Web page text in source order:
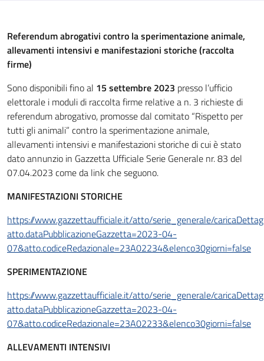
Referendum abrogativi contro la sperimentazione animale,
allevamenti intensivi e manifestazioni storiche (raccolta
firme)
Sono disponibili fino al 15 settembre 2023 presso l’ufficio
elettorale i moduli di raccolta firme relative a n. 3 richieste di
referendum abrogativo, promosse dal comitato “Rispetto per
tutti gli animali” contro la sperimentazione animale,
allevamenti intensivi e manifestazioni storiche di cui è stato
dato annunzio in Gazzetta Ufficiale Serie Generale nr. 83 del
07.04.2023 come da link che seguono.
MANIFESTAZIONI STORICHE
https://www.gazzettaufficiale.it/atto/serie_generale/
atto.dataPubblicazioneGazzetta=2023-04-
07&atto.codiceRedazionale=23A02234&elenco30giorni=false
SPERIMENTAZIONE
https://www.gazzettaufficiale.it/atto/serie_generale/
atto.dataPubblicazioneGazzetta=2023-04-
07&atto.codiceRedazionale=23A02233&elenco30giorni=false
ALLEVAMENTI INTENSIVI